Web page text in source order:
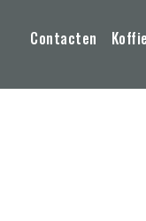
Contacten